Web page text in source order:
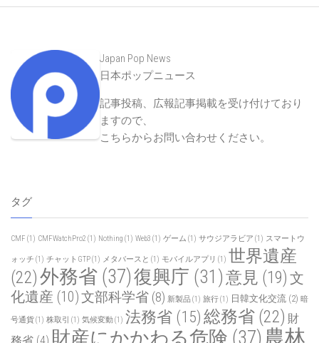
Japan Pop News
日本ポップニュース
記事投稿、広報記事掲載を受け付けており
ますので、
こちらからお問い合わせください。
タグ
CMF (1) CMFWatchPro2 (1) Nothing (1) Web3 (1) ゲーム (1) サウジアラビア (1) スマートウ
ォッチ (1) チャットGTP(1) メタバースと (1) モバイルアプリ (1) 世界遺産
(22)外務省 (37)復興庁 (31)意見 (19) 文
化遺産 (10)文部科学省 (8) 新製品(1) 旅行(1) 日韓文化交流 (2) 暗
号通貨(1) 株取引 (1) 気候変動(1) 法務省 (15) 総務省 (22) 財
財産にかかわる危険 (37) 農林